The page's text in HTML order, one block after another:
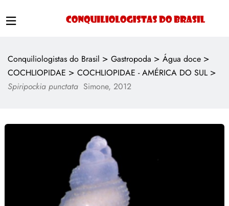
Conquiliologistas do Brasil > Gastropoda > Água doce >
COCHLIOPIDAE > COCHLIOPIDAE - AMÉRICA DO SUL >
Spiripockia punctata Simone, 2012